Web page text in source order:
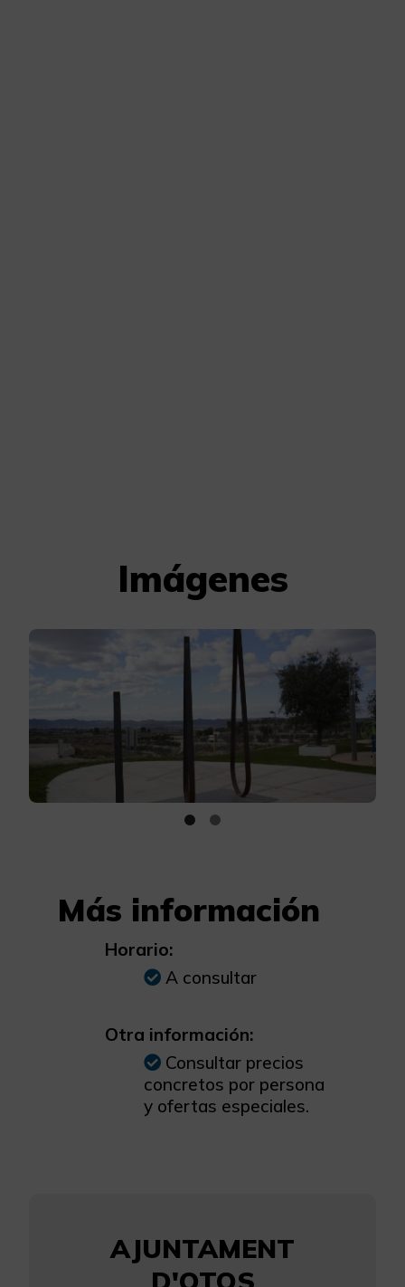
Imágenes
Más información
Horario:
A consultar
Otra información:
Consultar precios
concretos por persona
y ofertas especiales.
AJUNTAMENT
D'OTOS